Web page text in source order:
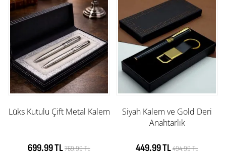
Lüks Kutulu Çift Metal Kalem
699.99 TL769.99 TL
Siyah Kalem ve Gold Deri
Anahtarlık
449.99 TL494.99 TL